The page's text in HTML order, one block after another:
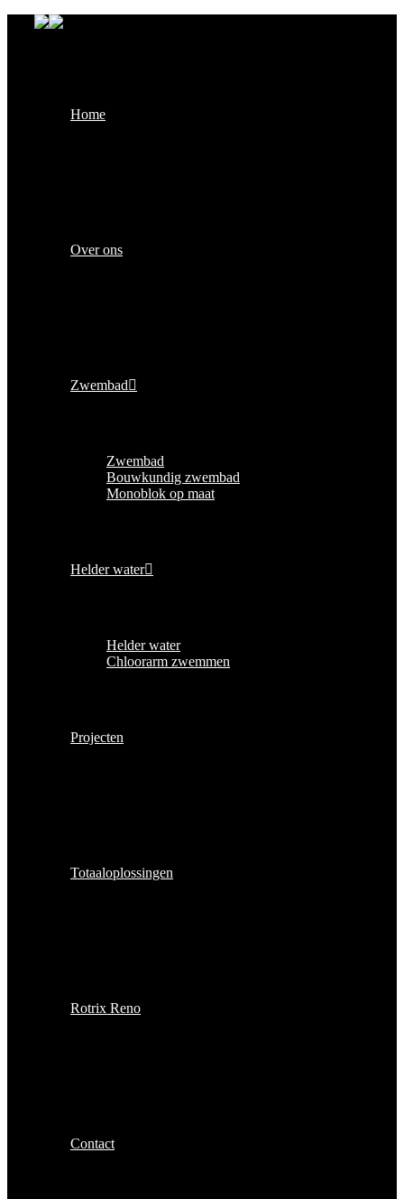
Home
Over ons
Zwembad
Zwembad
Bouwkundig zwembad
Monoblok op maat
Helder water
Helder water
Chloorarm zwemmen
Projecten
Totaaloplossingen
Rotrix Reno
Contact